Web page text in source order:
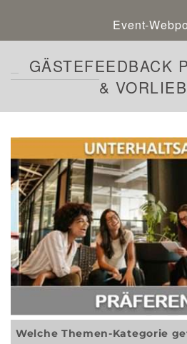
Event-
GÄSTEFEEDBACK
&
Welche Themen-Kategorie